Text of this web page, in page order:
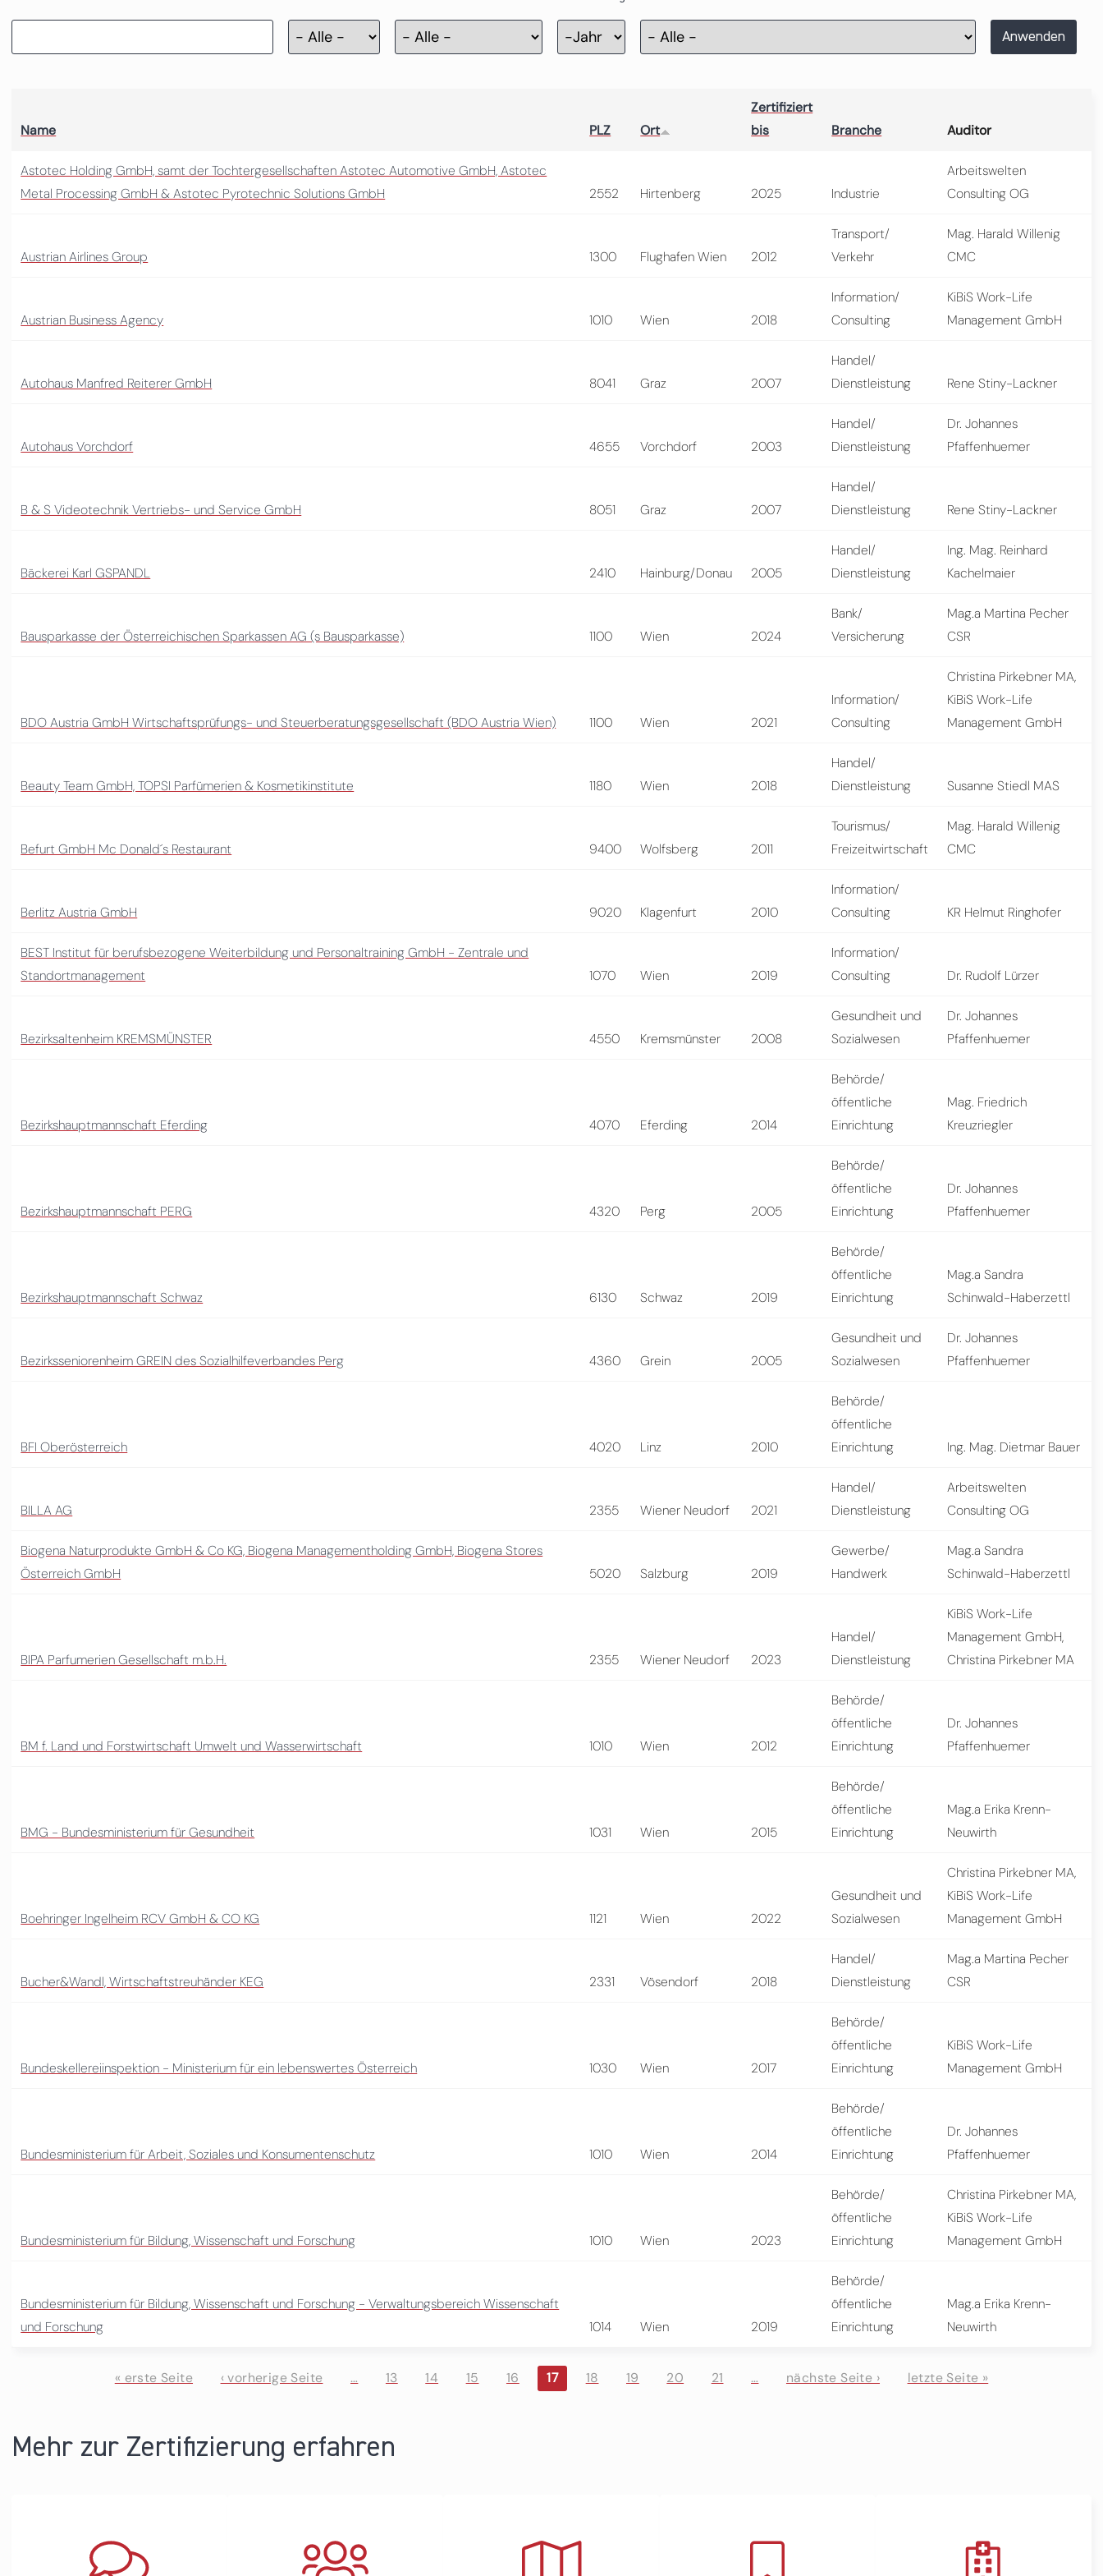
Zertifizierung
Jahr Anwenden
Name PLZ Ort
Zertifiziert
bis
Branche Auditor
Astotec Holding GmbH, samt der Tochtergesellschaften Astotec Automotive GmbH, Astotec
Metal Processing GmbH & Astotec Pyrotechnic Solutions GmbH
2552 Hirtenberg 2025 Industrie
Arbeitswelten
Consulting OG
Austrian Airlines Group 1300 Flughafen Wien 2012
Transport/
Verkehr
Mag. Harald Willenig
CMC
Austrian Business Agency 1010 Wien 2018
Information/
Consulting
KiBiS Work-Life
Management GmbH
Autohaus Manfred Reiterer GmbH 8041 Graz 2007
Handel/
Dienstleistung
Rene Stiny-Lackner
Autohaus Vorchdorf 4655 Vorchdorf 2003
Handel/
Dienstleistung
Dr. Johannes
Pfaffenhuemer
B & S Videotechnik Vertriebs- und Service GmbH 8051 Graz 2007
Handel/
Dienstleistung
Rene Stiny-Lackner
Bäckerei Karl GSPANDL 2410 Hainburg/Donau 2005
Handel/
Dienstleistung
Ing. Mag. Reinhard
Kachelmaier
Bausparkasse der Österreichischen Sparkassen AG (s Bausparkasse) 1100 Wien 2024
Bank/
Versicherung
Mag.a Martina Pecher
CSR
BDO Austria GmbH Wirtschaftsprüfungs- und Steuerberatungsgesellschaft (BDO Austria Wien) 1100 Wien 2021
Information/
Consulting
Christina Pirkebner MA,
KiBiS Work-Life
Management GmbH
Beauty Team GmbH, TOPSI Parfümerien & Kosmetikinstitute 1180 Wien 2018
Handel/
Dienstleistung
Susanne Stiedl MAS
Befurt GmbH Mc Donald´s Restaurant 9400 Wolfsberg 2011
Tourismus/
Freizeitwirtschaft
Mag. Harald Willenig
CMC
Berlitz Austria GmbH 9020 Klagenfurt 2010
Information/
Consulting
KR Helmut Ringhofer
BEST Institut für berufsbezogene Weiterbildung und Personaltraining GmbH - Zentrale und
Standortmanagement
1070 Wien 2019
Information/
Consulting
Dr. Rudolf Lürzer
Bezirksaltenheim KREMSMÜNSTER 4550 Kremsmünster 2008
Gesundheit und
Sozialwesen
Dr. Johannes
Pfaffenhuemer
Bezirkshauptmannschaft Eferding 4070 Eferding 2014
Behörde/
öffentliche
Einrichtung
Mag. Friedrich
Kreuzriegler
Bezirkshauptmannschaft PERG 4320 Perg 2005
Behörde/
öffentliche
Einrichtung
Dr. Johannes
Pfaffenhuemer
Bezirkshauptmannschaft Schwaz 6130 Schwaz 2019
Behörde/
öffentliche
Einrichtung
Mag.a Sandra
Schinwald-Haberzettl
Bezirksseniorenheim GREIN des Sozialhilfeverbandes Perg 4360 Grein 2005
Gesundheit und
Sozialwesen
Dr. Johannes
Pfaffenhuemer
BFI Oberösterreich 4020 Linz 2010
Behörde/
öffentliche
Einrichtung
Ing. Mag. Dietmar Bauer
BILLA AG 2355 Wiener Neudorf 2021
Handel/
Dienstleistung
Arbeitswelten
Consulting OG
Biogena Naturprodukte GmbH & Co KG, Biogena Managementholding GmbH, Biogena Stores
Österreich GmbH
5020 Salzburg 2019
Gewerbe/
Handwerk
Mag.a Sandra
Schinwald-Haberzettl
BIPA Parfumerien Gesellschaft m.b.H. 2355 Wiener Neudorf 2023
Handel/
Dienstleistung
KiBiS Work-Life
Management GmbH,
Christina Pirkebner MA
BM f. Land und Forstwirtschaft Umwelt und Wasserwirtschaft 1010 Wien 2012
Behörde/
öffentliche
Einrichtung
Dr. Johannes
Pfaffenhuemer
BMG - Bundesministerium für Gesundheit 1031 Wien 2015
Behörde/
öffentliche
Einrichtung
Mag.a Erika Krenn-
Neuwirth
Boehringer Ingelheim RCV GmbH & CO KG 1121 Wien 2022
Gesundheit und
Sozialwesen
Christina Pirkebner MA,
KiBiS Work-Life
Management GmbH
Bucher&Wandl, Wirtschaftstreuhänder KEG 2331 Vösendorf 2018
Handel/
Dienstleistung
Mag.a Martina Pecher
CSR
Bundeskellereiinspektion - Ministerium für ein lebenswertes Österreich 1030 Wien 2017
Behörde/
öffentliche
Einrichtung
KiBiS Work-Life
Management GmbH
Bundesministerium für Arbeit, Soziales und Konsumentenschutz 1010 Wien 2014
Behörde/
öffentliche
Einrichtung
Dr. Johannes
Pfaffenhuemer
Bundesministerium für Bildung, Wissenschaft und Forschung 1010 Wien 2023
Behörde/
öffentliche
Einrichtung
Christina Pirkebner MA,
KiBiS Work-Life
Management GmbH
Bundesministerium für Bildung, Wissenschaft und Forschung - Verwaltungsbereich Wissenschaft
und Forschung
1014 Wien 2019
Behörde/
öffentliche
Einrichtung
Mag.a Erika Krenn-
Neuwirth
« erste Seite ‹ vorherige Seite … 13 14 15 16 17 18 19 20 21 … nächste Seite › letzte Seite »
Mehr zur Zertifizierung erfahren